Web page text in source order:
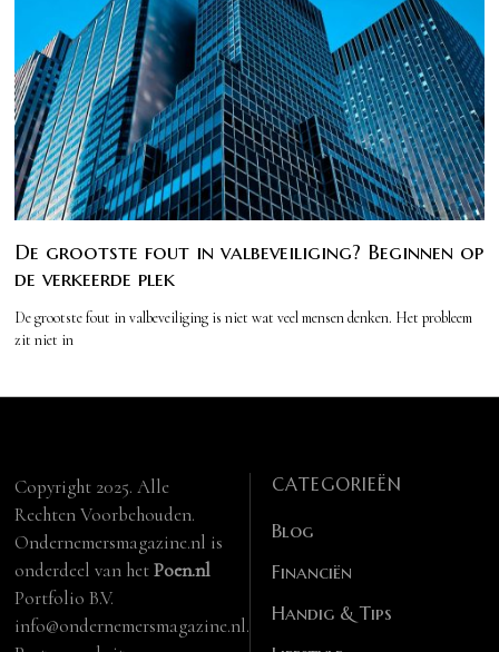
De grootste fout in valbeveiliging? Beginnen op
de verkeerde plek
De grootste fout in valbeveiliging is niet wat veel mensen denken. Het probleem
zit niet in
Copyright 2025. Alle
Rechten Voorbehouden.
Ondernemersmagazine.nl is
onderdeel van hetPoen.nl
Portfolio B.V.
info@ondernemersmagazine.nl.
CATEGORIEËN
Blog
Financiën
Handig & Tips